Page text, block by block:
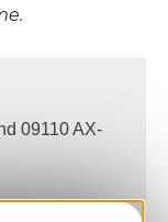
09110 AX-